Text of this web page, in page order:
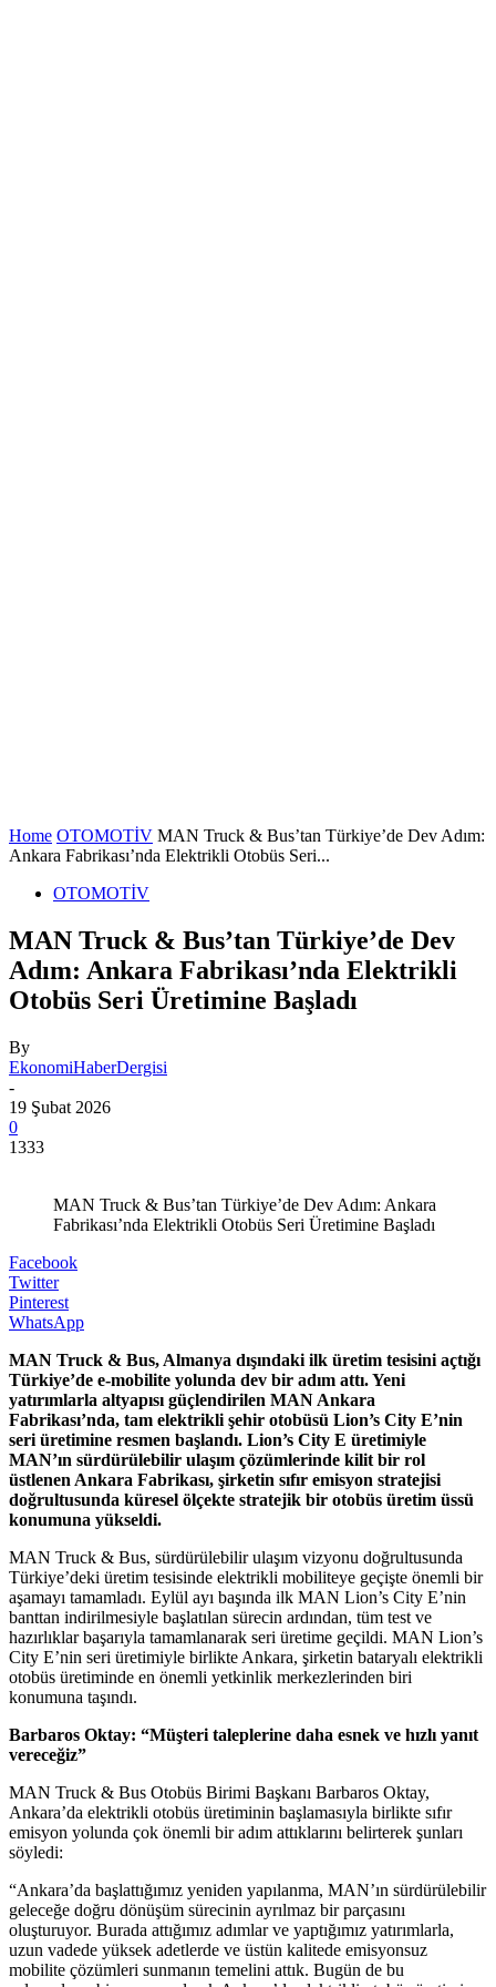
Home OTOMOTİV MAN Truck & Bus’tan Türkiye’de Dev Adım:
Ankara Fabrikası’nda Elektrikli Otobüs Seri...
OTOMOTİV
MAN Truck & Bus’tan Türkiye’de Dev
Adım: Ankara Fabrikası’nda Elektrikli
Otobüs Seri Üretimine Başladı
By
EkonomiHaberDergisi
-
19 Şubat 2026
0
1333
MAN Truck & Bus’tan Türkiye’de Dev Adım: Ankara
Fabrikası’nda Elektrikli Otobüs Seri Üretimine Başladı
Facebook
Twitter
Pinterest
WhatsApp
MAN Truck & Bus, Almanya dışındaki ilk üretim tesisini açtığı
Türkiye’de e-mobilite yolunda dev bir adım attı. Yeni
yatırımlarla altyapısı güçlendirilen MAN Ankara
Fabrikası’nda, tam elektrikli şehir otobüsü Lion’s City E’nin
seri üretimine resmen başlandı. Lion’s City E üretimiyle
MAN’ın sürdürülebilir ulaşım çözümlerinde kilit bir rol
üstlenen Ankara Fabrikası, şirketin sıfır emisyon stratejisi
doğrultusunda küresel ölçekte stratejik bir otobüs üretim üssü
konumuna yükseldi.
MAN Truck & Bus, sürdürülebilir ulaşım vizyonu doğrultusunda
Türkiye’deki üretim tesisinde elektrikli mobiliteye geçişte önemli bir
aşamayı tamamladı. Eylül ayı başında ilk MAN Lion’s City E’nin
banttan indirilmesiyle başlatılan sürecin ardından, tüm test ve
hazırlıklar başarıyla tamamlanarak seri üretime geçildi. MAN Lion’s
City E’nin seri üretimiyle birlikte Ankara, şirketin bataryalı elektrikli
otobüs üretiminde en önemli yetkinlik merkezlerinden biri
konumuna taşındı.
Barbaros Oktay: “Müşteri taleplerine daha esnek ve hızlı yanıt
vereceğiz”
MAN Truck & Bus Otobüs Birimi Başkanı Barbaros Oktay,
Ankara’da elektrikli otobüs üretiminin başlamasıyla birlikte sıfır
emisyon yolunda çok önemli bir adım attıklarını belirterek şunları
söyledi:
“Ankara’da başlattığımız yeniden yapılanma, MAN’ın sürdürülebilir
geleceğe doğru dönüşüm sürecinin ayrılmaz bir parçasını
oluşturuyor. Burada attığımız adımlar ve yaptığımız yatırımlarla,
uzun vadede yüksek adetlerde ve üstün kalitede emisyonsuz
mobilite çözümleri sunmanın temelini attık. Bugün de bu